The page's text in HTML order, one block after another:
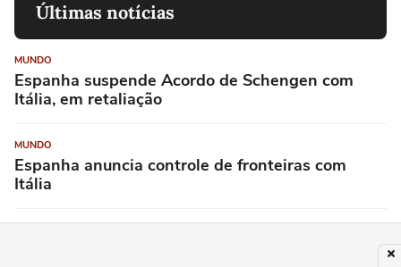
Últimas notícias
MUNDO
Espanha suspende Acordo de Schengen com
Itália, em retaliação
MUNDO
Espanha anuncia controle de fronteiras com
Itália